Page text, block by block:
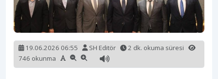
19.06.2026 06:55 SH Editör
2 dk. okuma süresi
746 okunma